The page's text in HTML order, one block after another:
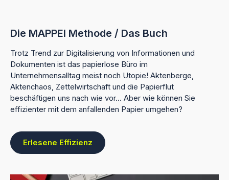
Die MAPPEI Methode / Das Buch
Trotz Trend zur Digitalisierung von Informationen und
Dokumenten ist das papierlose Büro im
Unternehmensalltag meist noch Utopie! Aktenberge,
Aktenchaos, Zettelwirtschaft und die Papierflut
beschäftigen uns nach wie vor... Aber wie können Sie
effizienter mit dem anfallenden Papier umgehen?
Erlesene Effizienz